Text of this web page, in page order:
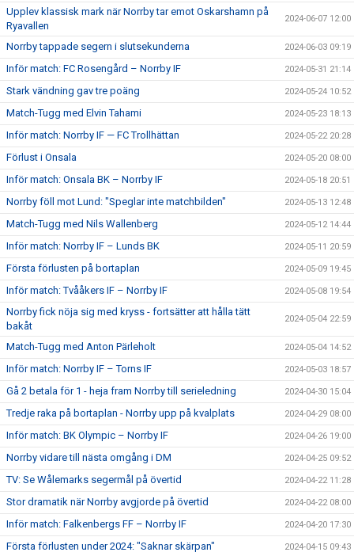
Upplev klassisk mark när Norrby tar emot Oskarshamn på
Ryavallen
2024-06-07 12:00
Norrby tappade segern i slutsekunderna 2024-06-03 09:19
Inför match: FC Rosengård – Norrby IF 2024-05-31 21:14
Stark vändning gav tre poäng 2024-05-24 10:52
Match-Tugg med Elvin Tahami 2024-05-23 18:13
Inför match: Norrby IF — FC Trollhättan 2024-05-22 20:28
Förlust i Onsala 2024-05-20 08:00
Inför match: Onsala BK – Norrby IF 2024-05-18 20:51
Norrby föll mot Lund: "Speglar inte matchbilden" 2024-05-13 12:48
Match-Tugg med Nils Wallenberg 2024-05-12 14:44
Inför match: Norrby IF – Lunds BK 2024-05-11 20:59
Första förlusten på bortaplan 2024-05-09 19:45
Inför match: Tvååkers IF – Norrby IF 2024-05-08 19:54
Norrby fick nöja sig med kryss - fortsätter att hålla tätt
bakåt
2024-05-04 22:59
Match-Tugg med Anton Pärleholt 2024-05-04 14:52
Inför match: Norrby IF – Torns IF 2024-05-03 18:57
Gå 2 betala för 1 - heja fram Norrby till serieledning 2024-04-30 15:04
Tredje raka på bortaplan - Norrby upp på kvalplats 2024-04-29 08:00
Inför match: BK Olympic – Norrby IF 2024-04-26 19:00
Norrby vidare till nästa omgång i DM 2024-04-25 09:52
TV: Se Wålemarks segermål på övertid 2024-04-22 11:28
Stor dramatik när Norrby avgjorde på övertid 2024-04-22 08:00
Inför match: Falkenbergs FF – Norrby IF 2024-04-20 17:30
Första förlusten under 2024: "Saknar skärpan" 2024-04-15 09:43